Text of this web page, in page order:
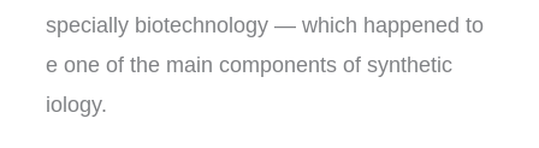
especially biotechnology — which happened to
be one of the main components of synthetic
biology.